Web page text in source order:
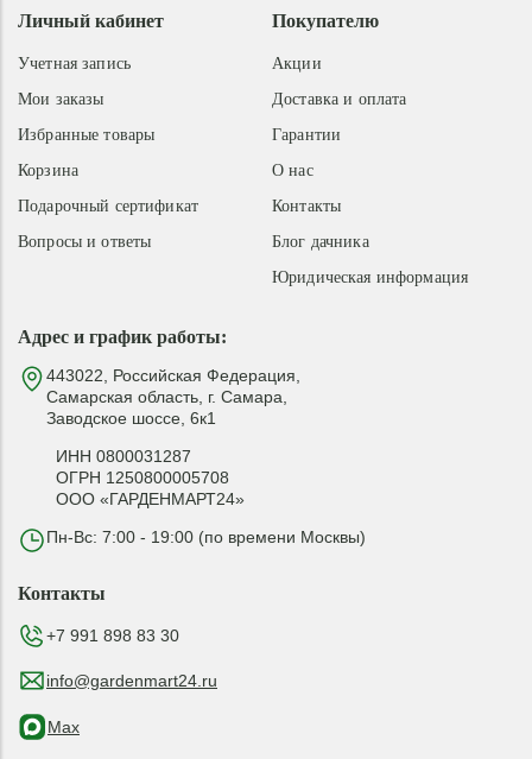
Адрес и график работы:
443022, Российская Федерация,
Самарская область, г. Самара,
Заводское шоссе, 6к1
ИНН 0800031287
ОГРН 1250800005708
ООО «ГАРДЕНМАРТ24»
Пн-Вс: 7:00 - 19:00 (по времени Москвы)
Покупателю
Акции
Доставка и оплата
Гарантии
О нас
Контакты
Блог дачника
Юридическая информация
Личный кабинет
Учетная запись
Мои заказы
Избранные товары
Корзина
Подарочный сертификат
Вопросы и ответы
Контакты
+7 991 898 83 30
info@gardenmart24.ru
Max